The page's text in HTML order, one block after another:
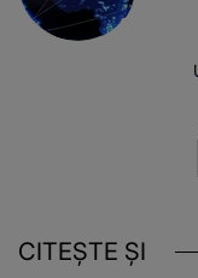
CITEȘTE ȘI